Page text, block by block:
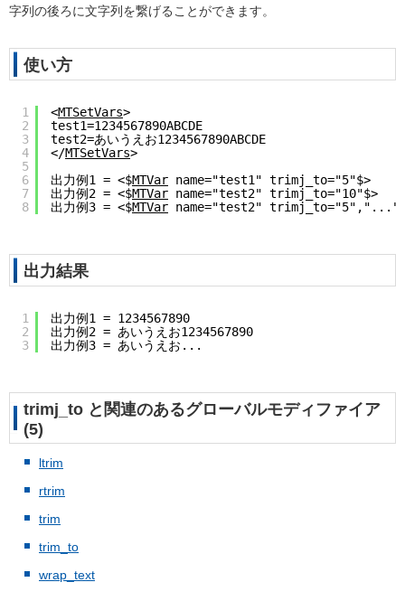
字列の後ろに文字列を繋げることができます。
使い方
1
2
3
4
5
6
7
8
<MTSetVars>
test1=1234567890ABCDE
test2=あいうえお1234567890ABCDE
</MTSetVars>
出力例1 = <$MTVar name="test1" trimj_to="5"$>
出力例2 = <$MTVar name="test2" trimj_to="10"$>
出力例3 = <$MTVar name="test2"
出力結果
1
2
3
出力例1 = 1234567890
出力例2 = あいうえお1234567890
出力例3 = あいうえお...
trimj_to と関連のあるグローバルモディファイア
(5)
ltrim
rtrim
trim
trim_to
wrap_text